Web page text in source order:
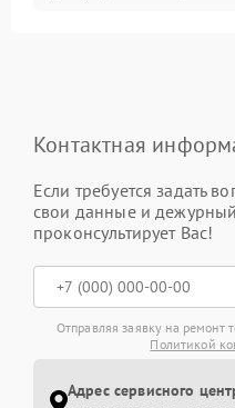
Контактная
Если требуется задать
свои данные и
проконсультирует Вас!
Отправляя заявку на ремонт
Политикой
Адрес сервисного